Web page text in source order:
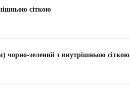
сіткою
чорно-зелений з внутрішньою сіткою